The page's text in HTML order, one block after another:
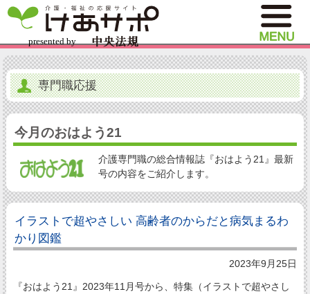
専門職応援
今月のおはよう21
介護専門職の総合情報誌『おはよう21』最新
号の内容をご紹介します。
イラストで超やさしい 高齢者のからだと病気まるわ
かり図鑑
2023年9月25日
『おはよう21』2023年11月号から、特集（イラストで超やさし